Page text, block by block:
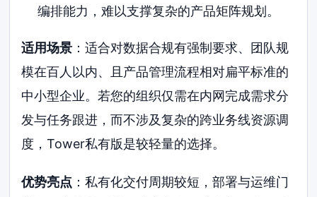
编排能力，难以支撑复杂的产品矩阵规划。
适用场景 ：适合对数据合规有强制要求、团队规
模在百人以内、且产品管理流程相对扁平标准的
中小型企业。若您的组织仅需在内网完成需求分
发与任务跟进，而不涉及复杂的跨业务线资源调
度，Tower私有版是较轻量的选择。
优势亮点 ：私有化交付周期较短，部署与运维门